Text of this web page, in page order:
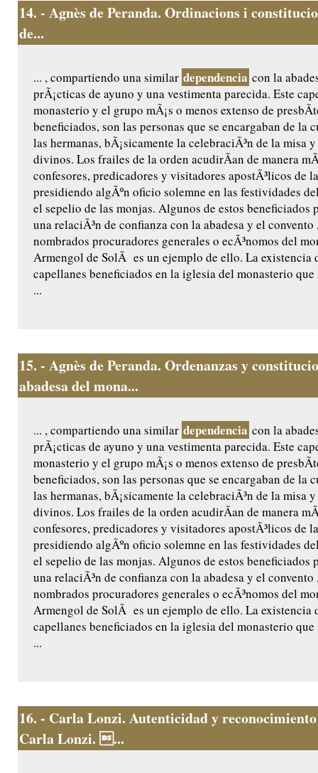
14. - Agnès de Peranda. Ordinacions i
de...
... , compartiendo una similar dependencia con la
prÃ¡cticas de ayuno y una vestimenta parecida. Este
monasterio y el grupo mÃ¡s o menos extenso de
beneficiados, son las personas que se encargaban de la
las hermanas, bÃ¡sicamente la celebraciÃ³n de la misa
divinos. Los frailes de la orden acudirÃ­an de manera
confesores, predicadores y visitadores apostÃ³licos de
presidiendo algÃºn oficio solemne en las festividades
el sepelio de las monjas. Algunos de estos beneficiados
una relaciÃ³n de confianza con la abadesa y el convento
nombrados procuradores generales o ecÃ³nomos del
Armengol de SolÃ es un ejemplo de ello. La existencia
capellanes beneficiados en la iglesia del monasterio que
...
15. - Agnès de Peranda. Ordenanzas y
abadesa del mona...
... , compartiendo una similar dependencia con la
prÃ¡cticas de ayuno y una vestimenta parecida. Este
monasterio y el grupo mÃ¡s o menos extenso de
beneficiados, son las personas que se encargaban de la
las hermanas, bÃ¡sicamente la celebraciÃ³n de la misa
divinos. Los frailes de la orden acudirÃ­an de manera
confesores, predicadores y visitadores apostÃ³licos de
presidiendo algÃºn oficio solemne en las festividades
el sepelio de las monjas. Algunos de estos beneficiados
una relaciÃ³n de confianza con la abadesa y el convento
nombrados procuradores generales o ecÃ³nomos del
Armengol de SolÃ es un ejemplo de ello. La existencia
capellanes beneficiados en la iglesia del monasterio que
...
16. - Carla Lonzi. Autenticidad y
Carla Lonzi. ...